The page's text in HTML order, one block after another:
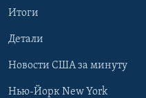
Итоги
Детали
Новости США за минуту
Нью-Йорк New York